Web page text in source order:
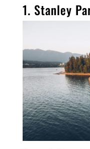
1. Stanley